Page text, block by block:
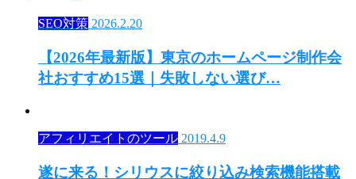
SEO対策 2026.2.20
【2026年最新版】東京のホームページ制作会
社おすすめ15選｜失敗しない選び…
アフィリエイトのツール 2019.4.9
遂に来る！シリウスに絞り込み検索機能搭載